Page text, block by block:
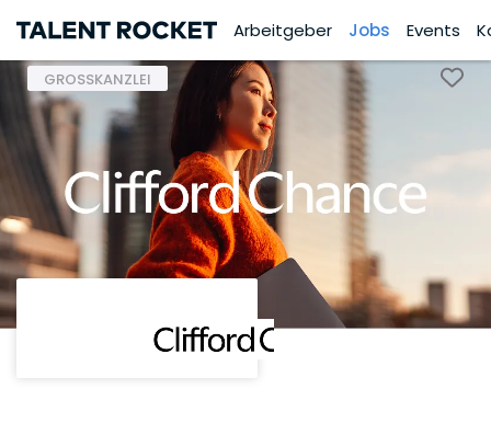
Arbeitgeber Jobs Events
GROSSKANZLEI